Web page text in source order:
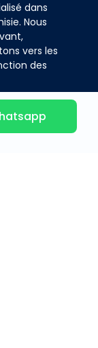
dans
Nous
vers les
des